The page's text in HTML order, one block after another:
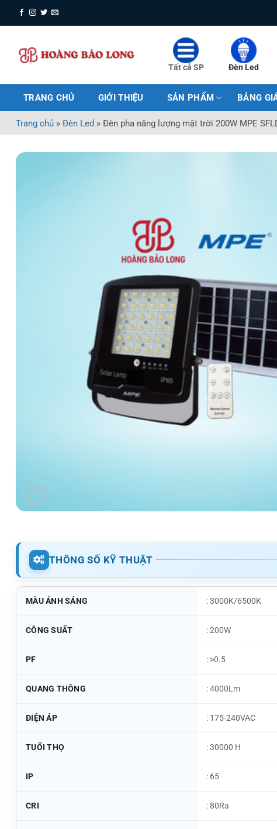
dung
Tất cả SP Đèn Led
TRANG CHỦ GIỚI THIỆU SẢN PHẨM BẢNG
Trang chủ » Đèn Led » Đèn pha năng lượng mặt trời 200W MPE
THÔNG SỐ KỸ THUẬT
MÀU ÁNH SÁNG : 3000K/6500K
CÔNG SUẤT : 200W
PF : >0.5
QUANG THÔNG : 4000Lm
ĐIỆN ÁP : 175-240VAC
TUỔI THỌ : 30000 H
IP : 65
CRI : 80Ra